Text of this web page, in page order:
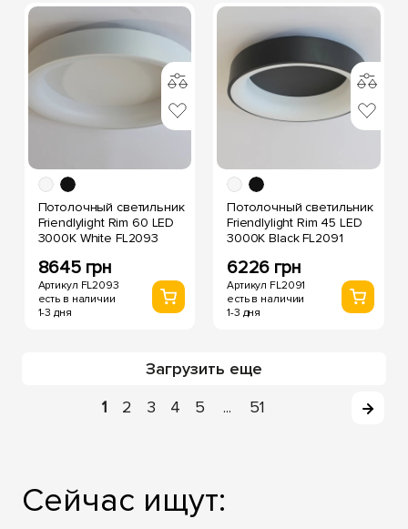
Потолочный светильник
Friendlylight Rim 60 LED
3000K White FL2093
8645 грн
Артикул FL2093
есть в наличии
1-3 дня
Потолочный светильник
Friendlylight Rim 45 LED
3000K Black FL2091
6226 грн
Артикул FL2091
есть в наличии
1-3 дня
Загрузить еще
1
2 3 4 5 ... 51
Сейчас ищут: